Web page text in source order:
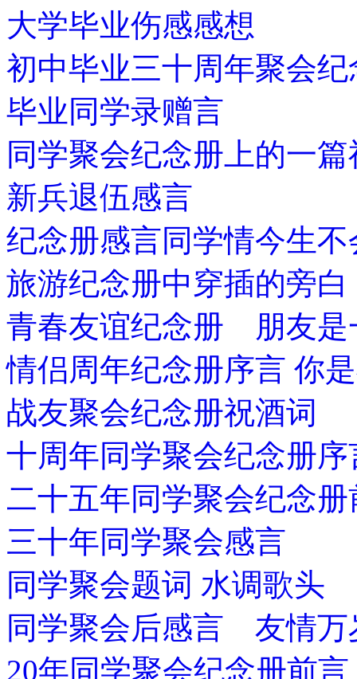
大学毕业伤感感想
初中毕业三十周年聚会
毕业同学录赠言
同学聚会纪念册上的一
新兵退伍感言
纪念册感言同学情今生不
旅游纪念册中穿插的旁白
青春友谊纪念册 朋友是
情侣周年纪念册序言 你
战友聚会纪念册祝酒词
十周年同学聚会纪念册序
二十五年同学聚会纪念册
三十年同学聚会感言
同学聚会题词 水调歌头
同学聚会后感言 友情万
20年同学聚会纪念册前